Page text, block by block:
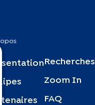
Recherches
Zoom In
FAQ